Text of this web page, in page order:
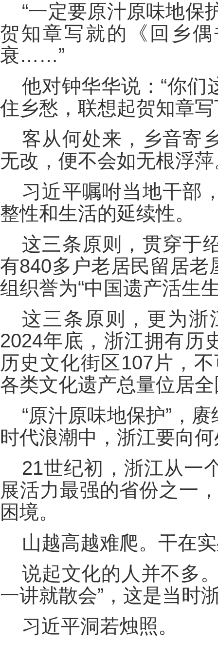
“一定要原汁原味地保
贺知章写就的《回乡
衰……”
他对钟华华说：“你
住乡愁，联想起贺知章写
客从何处来，乡音寄
无改，便不会如无根浮
习近平嘱咐当地干部
整性和生活的延续性。
这三条原则，贯穿于
有840多户老居民留居
组织誉为“中国遗产活生
这三条原则，更为
2024年底，浙江拥有历
历史文化街区107片，
各类文化遗产总量位居
“原汁原味地保护”，
时代浪潮中，浙江要向
21世纪初，浙江从一
展活力最强的省份之一
困境。
山越高越难爬。干在
说起文化的人并不多
一讲就散会”，这是当时
习近平洞若烛照。